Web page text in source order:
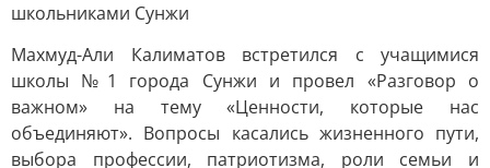
школьниками Сунжи
Махмуд-Али Калиматов встретился с учащимися
школы №1 города Сунжи и провел «Разговор о
важном» на тему «Ценности, которые нас
объединяют». Вопросы касались жизненного пути,
выбора профессии, патриотизма, роли семьи и